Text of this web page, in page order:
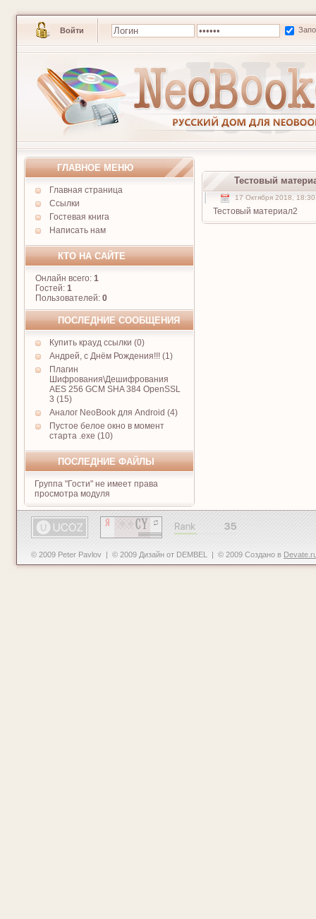
Войти
ГЛАВНОЕ МЕНЮ
Главная страница
Ссылки
Гостевая книга
Написать нам
КТО НА САЙТЕ
Онлайн всего: 1
Гостей: 1
Пользователей: 0
ПОСЛЕДНИЕ СООБЩЕНИЯ
Купить крауд ссылки (0)
Андрей, с Днём Рождения!!! (1)
Плагин
Шифрования\Дешифрования
AES 256 GCM SHA 384 OpenSSL
3 (15)
Аналог NeoBook для Android (4)
Пустое белое окно в момент
старта .exe (10)
ПОСЛЕДНИЕ ФАЙЛЫ
Группа "Гости" не имеет права
просмотра модуля
Тестовый
17 Октября 2018, 18:30
Тестовый материал2
© 2009 Peter Pavlov | © 2009 Дизайн от DEMBEL | © 2009 Создано в